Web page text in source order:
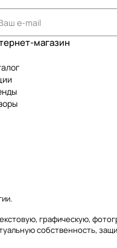
магазин
.
графическую,
собственность,